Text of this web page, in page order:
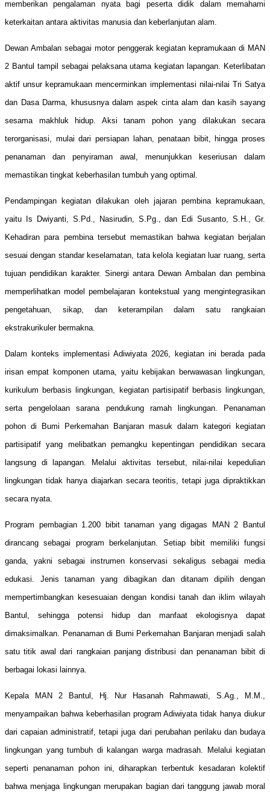
memberikan pengalaman nyata bagi peserta didik dalam memahami
keterkaitan antara aktivitas manusia dan keberlanjutan alam.
Dewan Ambalan sebagai motor penggerak kegiatan kepramukaan di MAN
2 Bantul tampil sebagai pelaksana utama kegiatan lapangan. Keterlibatan
aktif unsur kepramukaan mencerminkan implementasi nilai-nilai Tri Satya
dan Dasa Darma, khususnya dalam aspek cinta alam dan kasih sayang
sesama makhluk hidup. Aksi tanam pohon yang dilakukan secara
terorganisasi, mulai dari persiapan lahan, penataan bibit, hingga proses
penanaman dan penyiraman awal, menunjukkan keseriusan dalam
memastikan tingkat keberhasilan tumbuh yang optimal.
Pendampingan kegiatan dilakukan oleh jajaran pembina kepramukaan,
yaitu Is Dwiyanti, S.Pd., Nasirudin, S.Pg., dan Edi Susanto, S.H., Gr.
Kehadiran para pembina tersebut memastikan bahwa kegiatan berjalan
sesuai dengan standar keselamatan, tata kelola kegiatan luar ruang, serta
tujuan pendidikan karakter. Sinergi antara Dewan Ambalan dan pembina
memperlihatkan model pembelajaran kontekstual yang mengintegrasikan
pengetahuan, sikap, dan keterampilan dalam satu rangkaian
ekstrakurikuler bermakna.
Dalam konteks implementasi Adiwiyata 2026, kegiatan ini berada pada
irisan empat komponen utama, yaitu kebijakan berwawasan lingkungan,
kurikulum berbasis lingkungan, kegiatan partisipatif berbasis lingkungan,
serta pengelolaan sarana pendukung ramah lingkungan. Penanaman
pohon di Bumi Perkemahan Banjaran masuk dalam kategori kegiatan
partisipatif yang melibatkan pemangku kepentingan pendidikan secara
langsung di lapangan. Melalui aktivitas tersebut, nilai-nilai kepedulian
lingkungan tidak hanya diajarkan secara teoritis, tetapi juga dipraktikkan
secara nyata.
Program pembagian 1.200 bibit tanaman yang digagas MAN 2 Bantul
dirancang sebagai program berkelanjutan. Setiap bibit memiliki fungsi
ganda, yakni sebagai instrumen konservasi sekaligus sebagai media
edukasi. Jenis tanaman yang dibagikan dan ditanam dipilih dengan
mempertimbangkan kesesuaian dengan kondisi tanah dan iklim wilayah
Bantul, sehingga potensi hidup dan manfaat ekologisnya dapat
dimaksimalkan. Penanaman di Bumi Perkemahan Banjaran menjadi salah
satu titik awal dari rangkaian panjang distribusi dan penanaman bibit di
berbagai lokasi lainnya.
Kepala MAN 2 Bantul, Hj. Nur Hasanah Rahmawati, S.Ag., M.M.,
menyampaikan bahwa keberhasilan program Adiwiyata tidak hanya diukur
dari capaian administratif, tetapi juga dari perubahan perilaku dan budaya
lingkungan yang tumbuh di kalangan warga madrasah. Melalui kegiatan
seperti penanaman pohon ini, diharapkan terbentuk kesadaran kolektif
bahwa menjaga lingkungan merupakan bagian dari tanggung jawab moral